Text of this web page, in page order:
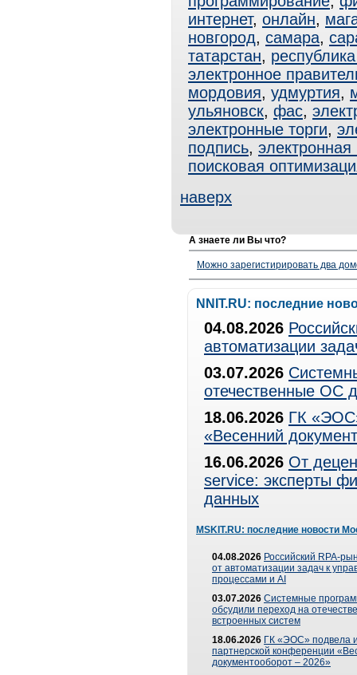
интернет, онлайн,
новгород, самара,
татарстан,
электронное
мордовия, удмуртия,
ульяновск, фас,
электронные торги,
подпись, электронная
поисковая
наверх
А знаете ли Вы что?
Можно зарегистирировать два
NNIT.RU: последние
04.08.2026
автоматизации
03.07.2026
отечественные ОС
18.06.2026 ГК
«Весенний
16.06.2026 От
service: эксперты
данных
MSKIT.RU: последние новости
04.08.2026 Российский RPA-
от автоматизации задач к
процессами и AI
03.07.2026 Системные
обсудили переход на
встроенных систем
18.06.2026 ГК «ЭОС» подвела
партнерской конференции
документооборот – 2026»